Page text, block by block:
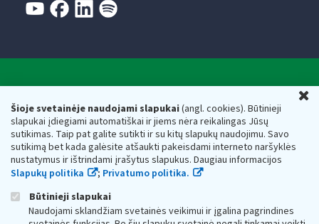
Šioje svetainėje naudojami slapukai(angl. cookies). Būtinieji
slapukai įdiegiami automatiškai ir jiems nėra reikalingas Jūsų
sutikimas. Taip pat galite sutikti ir su kitų slapukų naudojimu. Savo
sutikimą bet kada galėsite atšaukti pakeisdami interneto naršyklės
nustatymus ir ištrindami įrašytus slapukus. Daugiau informacijos
Slapukų politika
; Privatumo politika.
Būtinieji slapukai
Naudojami sklandžiam svetainės veikimui ir įgalina pagrindines
Respublikos finansų ministerijos
Biudžetinė įstaiga. Juridinio asmens kodas — 188659752,
adresas: Vasario 16-osios g. 14, 01107 Vilnius, Lietuva, el.paštas:
vmi@vmi.lt, E. pristatymo dėžutės adresas 188659752
Duomenys apie Valstybinę mokesčių inspekciją prie Lietuvos
Respublikos finansų ministerijos kaupiami ir saugomi Juridinių